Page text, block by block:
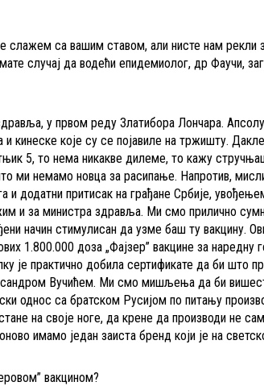
слажем са вашим ставом, али нисте нам
случај да водећи епидемиолог, др Фаучи,
у првом реду Златибора Лончара.
и кинеске које су се појавиле на тржишту.
5, то нема никакве дилеме, то кажу
ми немамо новца за расипање. Напротив,
и додатни притисак на грађане Србије,
и за министра здравља. Ми смо прилично
начин стимулисан да узме баш ту вакцину.
1.800.000 доза „Фајзер” вакцине за
је практично добила сертификате да би што
Вучићем. Ми смо мишљења да би
однос са братском Русијом по питању
на своје ноге, да крене да производи не
имамо један заиста бренд који је на
вакцином?